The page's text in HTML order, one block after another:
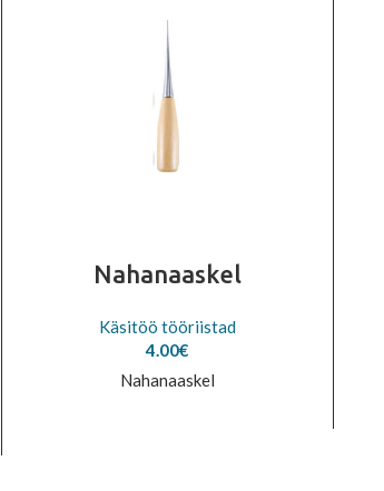
Nahanaaskel
Käsitöö tööriistad
4.00€
Nahanaaskel